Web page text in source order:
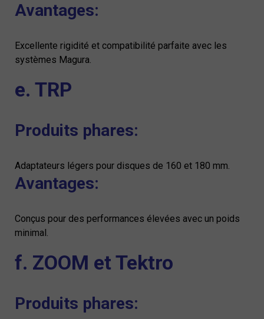
Avantages:
Excellente rigidité et compatibilité parfaite avec les
systèmes Magura.
e. TRP
Produits phares:
Adaptateurs légers pour disques de 160 et 180 mm.
Avantages:
Conçus pour des performances élevées avec un poids
minimal.
f. ZOOM et Tektro
Produits phares: